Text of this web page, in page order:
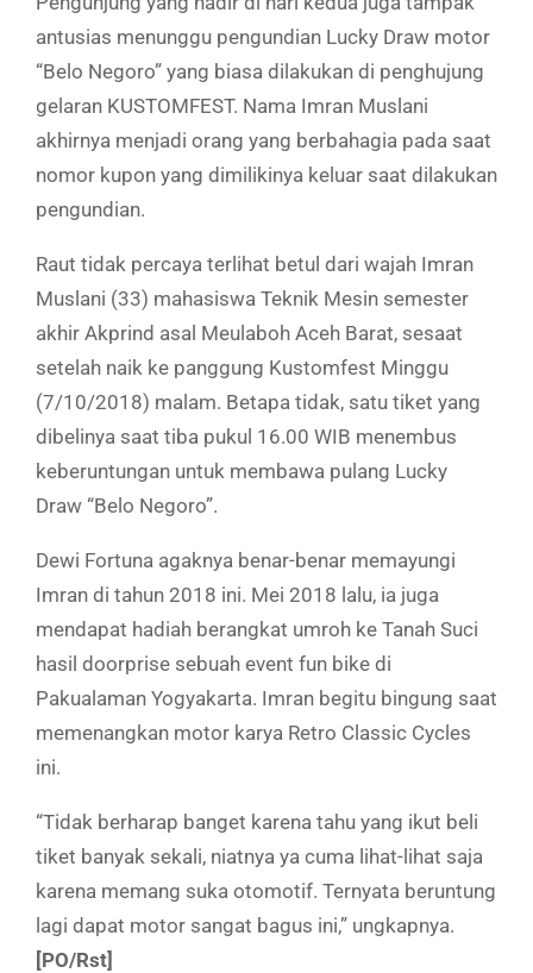
antusias menunggu pengundian Lucky Draw motor
“Belo Negoro” yang biasa dilakukan di penghujung
gelaran KUSTOMFEST. Nama Imran Muslani
akhirnya menjadi orang yang berbahagia pada saat
nomor kupon yang dimilikinya keluar saat dilakukan
pengundian.
Raut tidak percaya terlihat betul dari wajah Imran
Muslani (33) mahasiswa Teknik Mesin semester
akhir Akprind asal Meulaboh Aceh Barat, sesaat
setelah naik ke panggung Kustomfest Minggu
(7/10/2018) malam. Betapa tidak, satu tiket yang
dibelinya saat tiba pukul 16.00 WIB menembus
keberuntungan untuk membawa pulang Lucky
Draw “Belo Negoro”.
Dewi Fortuna agaknya benar-benar memayungi
Imran di tahun 2018 ini. Mei 2018 lalu, ia juga
mendapat hadiah berangkat umroh ke Tanah Suci
hasil doorprise sebuah event fun bike di
Pakualaman Yogyakarta. Imran begitu bingung saat
memenangkan motor karya Retro Classic Cycles
ini.
“Tidak berharap banget karena tahu yang ikut beli
tiket banyak sekali, niatnya ya cuma lihat-lihat saja
karena memang suka otomotif. Ternyata beruntung
lagi dapat motor sangat bagus ini,” ungkapnya.
[PO/Rst]